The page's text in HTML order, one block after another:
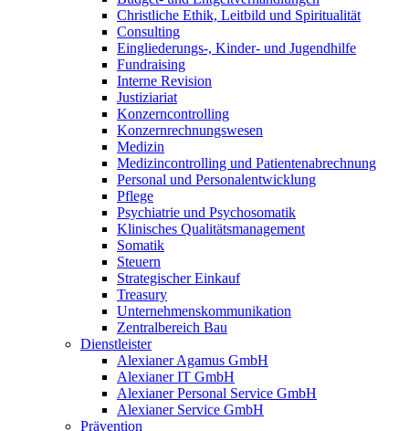
Christliche Ethik, Leitbild und Spiritualität
Consulting
Eingliederungs-, Kinder- und Jugendhilfe
Fundraising
Interne Revision
Justiziariat
Konzerncontrolling
Konzernrechnungswesen
Medizin
Medizincontrolling und Patientenabrechnung
Personal und Personalentwicklung
Pflege
Psychiatrie und Psychosomatik
Klinisches Qualitätsmanagement
Somatik
Steuern
Strategischer Einkauf
Treasury
Unternehmenskommunikation
Zentralbereich Bau
Dienstleister
Alexianer Agamus GmbH
Alexianer IT GmbH
Alexianer Personal Service GmbH
Alexianer Service GmbH
Prävention